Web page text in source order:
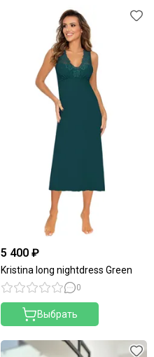
5 400 ₽
Kristina long nightdress Green
0
Выбрать